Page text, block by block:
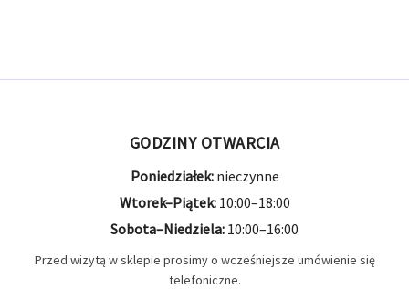
GODZINY OTWARCIA
Poniedziałek:nieczynne
Wtorek–Piątek:10:00–18:00
Sobota–Niedziela: 10:00–16:00
Przed wizytą w sklepie prosimy o wcześniejsze umówienie się
telefoniczne.